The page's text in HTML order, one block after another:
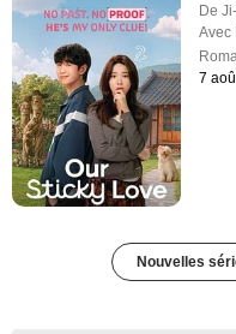
De
Avec
7
Nouvelles